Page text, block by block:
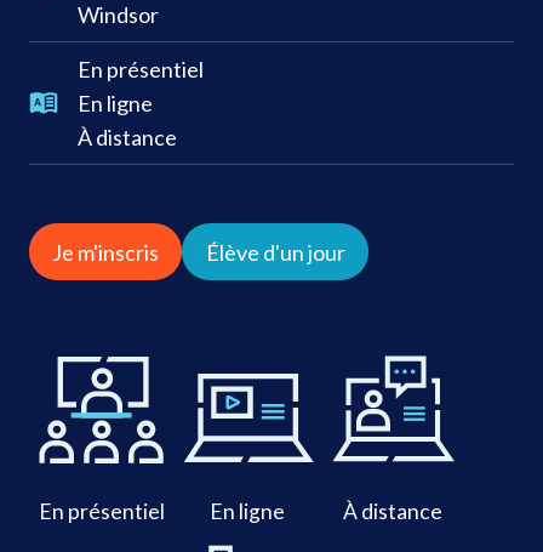
Windsor
En présentiel
En ligne
À distance
Je m'inscris Élève d'un jour
En présentiel En ligne À distance